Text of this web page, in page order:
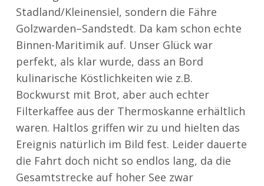
Stadland/Kleinensiel, sondern die Fähre
Golzwarden–Sandstedt. Da kam schon echte
Binnen-Maritimik auf. Unser Glück war
perfekt, als klar wurde, dass an Bord
kulinarische Köstlichkeiten wie z.B.
Bockwurst mit Brot, aber auch echter
Filterkaffee aus der Thermoskanne erhältlich
waren. Haltlos griffen wir zu und hielten das
Ereignis natürlich im Bild fest. Leider dauerte
die Fahrt doch nicht so endlos lang, da die
Gesamtstrecke auf hoher See zwar